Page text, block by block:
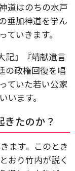
道はのちの水戸
垂加神道を学ん
いきます。
記』『靖献遺言
の政権回復を唱
ていた若い公家
ます。
たのか？
ます。このとき
おり竹内が説く